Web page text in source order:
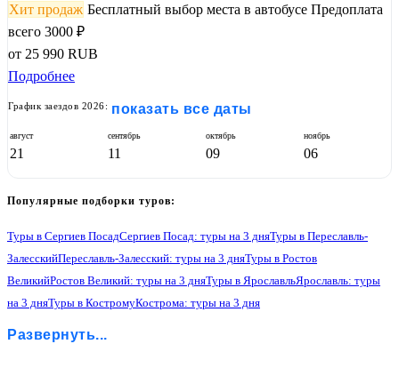
Хит продаж Бесплатный выбор места в автобусе Предоплата
всего 3000 ₽
от 25 990 RUB
Подробнее
График заездов 2026: показать все даты
август
21
сентябрь
11
октябрь
09
ноябрь
06
Популярные подборки туров:
Туры в Сергиев ПосадСергиев Посад: туры на 3 дняТуры в Переславль-
ЗалесскийПереславль-Залесский: туры на 3 дняТуры в Ростов
ВеликийРостов Великий: туры на 3 дняТуры в ЯрославльЯрославль: туры
на 3 дняТуры в КостромуКострома: туры на 3 дня
Суздаль: туры на 3 дня
Развернуть...